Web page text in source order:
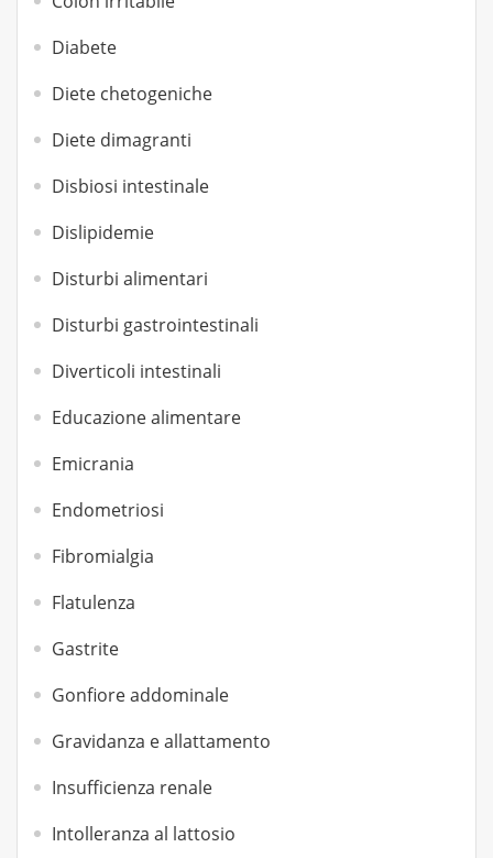
Diabete
Diete chetogeniche
Diete dimagranti
Disbiosi intestinale
Dislipidemie
Disturbi alimentari
Disturbi gastrointestinali
Diverticoli intestinali
Educazione alimentare
Emicrania
Endometriosi
Fibromialgia
Flatulenza
Gastrite
Gonfiore addominale
Gravidanza e allattamento
Insufficienza renale
Intolleranza al lattosio